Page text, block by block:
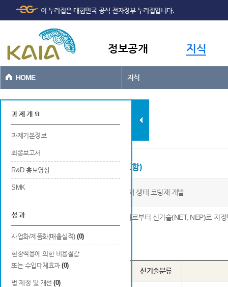
본문바로가기
이 누리집은 대한민국 공식 전자정부 누리집입니다.
정보공개 지식
HOME 지식
과제현황
과 제 개 요
과제기본정보
최종보고서
R&D 홍보영상
SMK
성 과
사업화/제품화(매출실적) (0)
현장적용에 의한 비용절감
또는 수입대체효과 (0)
법 제정 및 개선 (0)
신기술 지정 (제품인증, 품질인증 등 포함)
호염 박테리아 슬라임 기반 콘크리트 내염해 생태 코팅재 개발
※ 연구개발 결과에 대하여 각 신기술 지정부처로부터 신기술(NET, NEP)로 지
Total1건
번호 구분 신기술분류